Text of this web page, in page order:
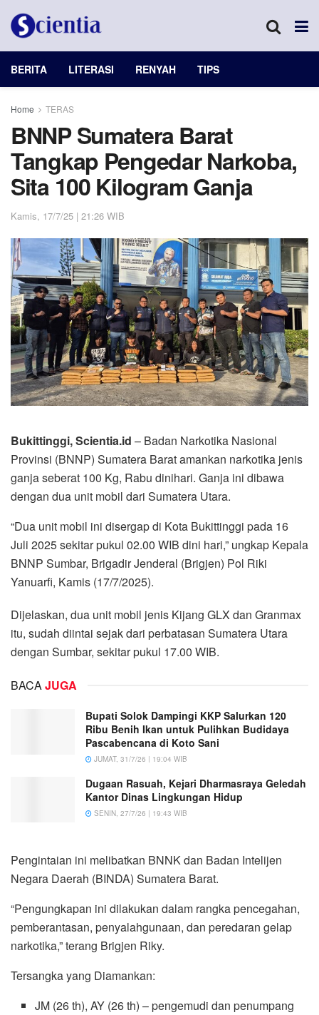
BERITA LITERASI RENYAH TIPS
Home TERAS
BNNP Sumatera Barat
Tangkap Pengedar Narkoba,
Sita 100 Kilogram Ganja
Kamis, 17/7/25 | 21:26 WIB
Bukittinggi, Scientia.id – Badan Narkotika Nasional
Provinsi (BNNP) Sumatera Barat amankan narkotika jenis
ganja seberat 100 Kg, Rabu dinihari. Ganja ini dibawa
dengan dua unit mobil dari Sumatera Utara.
“Dua unit mobil ini disergap di Kota Bukittinggi pada 16
Juli 2025 sekitar pukul 02.00 WIB dini hari,” ungkap Kepala
BNNP Sumbar, Brigadir Jenderal (Brigjen) Pol Riki
Yanuarfi, Kamis (17/7/2025).
Dijelaskan, dua unit mobil jenis Kijang GLX dan Granmax
itu, sudah diintai sejak dari perbatasan Sumatera Utara
dengan Sumbar, sekitar pukul 17.00 WIB.
BACAJUGA
Bupati Solok Dampingi KKP Salurkan 120
Ribu Benih Ikan untuk Pulihkan Budidaya
Pascabencana di Koto Sani
JUMAT, 31/7/26 | 19:04 WIB
Dugaan Rasuah, Kejari Dharmasraya Geledah
Kantor Dinas Lingkungan Hidup
SENIN, 27/7/26 | 19:43 WIB
Pengintaian ini melibatkan BNNK dan Badan Intelijen
Negara Daerah (BINDA) Sumatera Barat.
“Pengungkapan ini dilakukan dalam rangka pencegahan,
pemberantasan, penyalahgunaan, dan peredaran gelap
narkotika,” terang Brigjen Riky.
Tersangka yang Diamankan:
JM (26 th), AY (26 th) – pengemudi dan penumpang